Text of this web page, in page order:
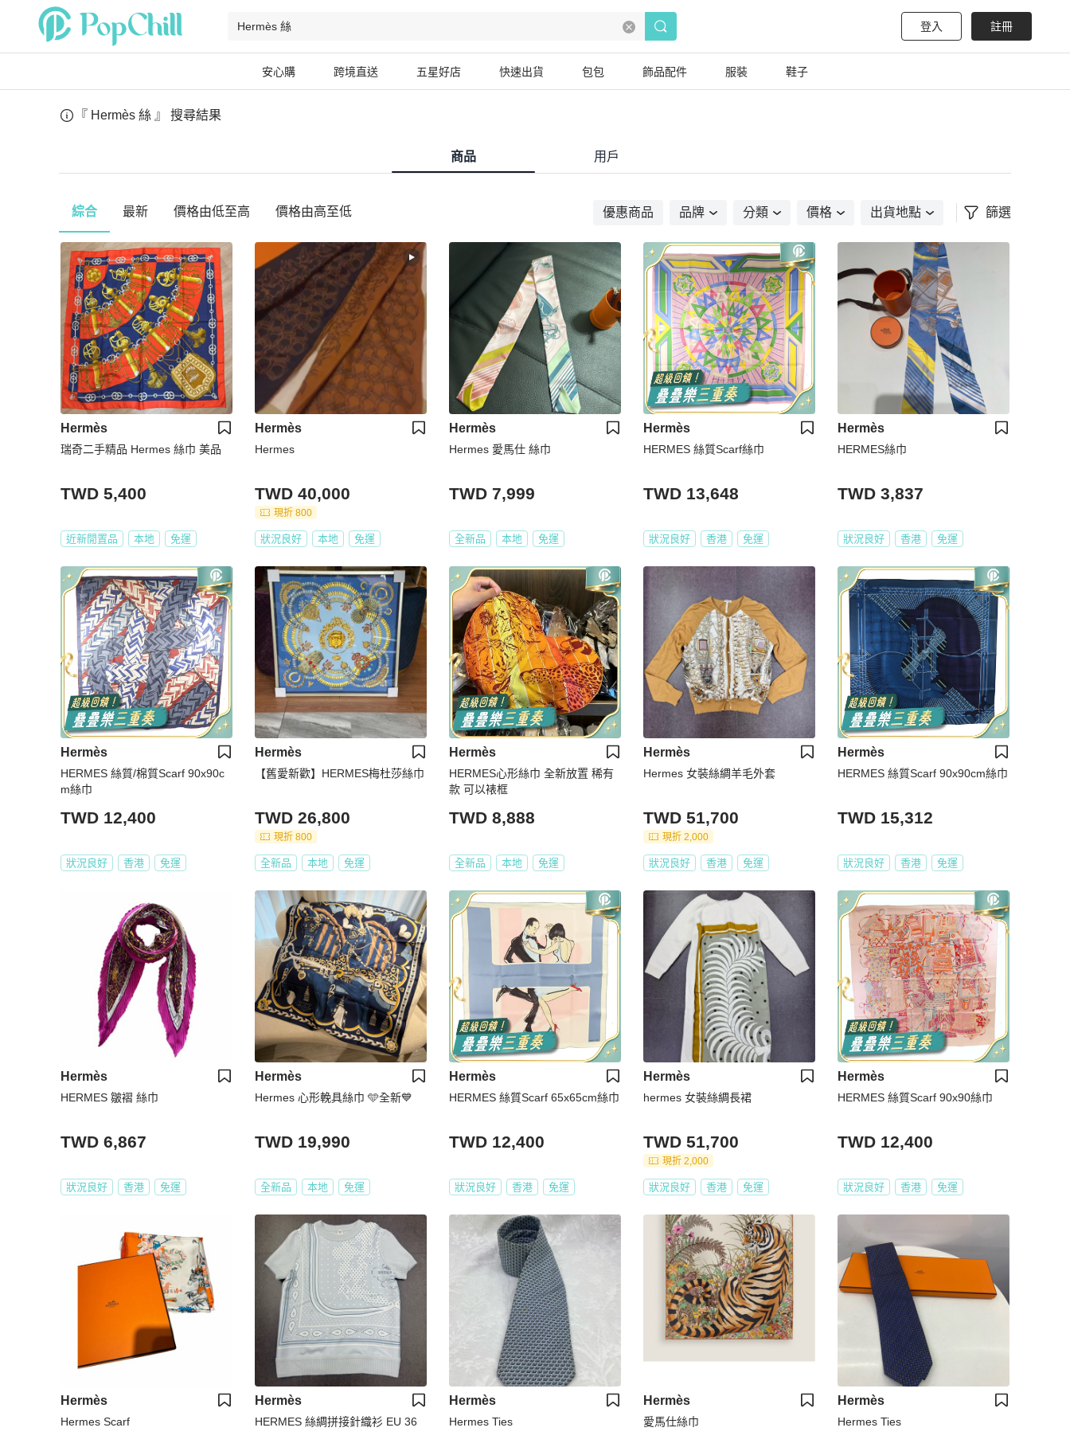
登入 註冊
安心購 跨境直送 五星好店 快速出貨 包包 飾品配件 服裝 鞋子
『 Hermès 絲 』 搜尋結果
商品 用戶
綜合 最新 價格由低至高 價格由高至低 優惠商品 品牌 分類 價格 出貨地點 篩選
Hermès
瑞奇二手精品 Hermes 絲巾 美品
TWD 5,400
近新閒置品 本地 免運
Hermès
Hermes
TWD 40,000
現折 800
狀況良好 本地 免運
Hermès
Hermes 愛馬仕 絲巾
TWD 7,999
全新品 本地 免運
Hermès
HERMES 絲質Scarf絲巾
TWD 13,648
狀況良好 香港 免運
Hermès
HERMES絲巾
TWD 3,837
狀況良好 香港 免運
Hermès
HERMES 絲質/棉質Scarf 90x90c
m絲巾
TWD 12,400
狀況良好 香港 免運
Hermès
【舊愛新歡】HERMES梅杜莎絲巾
TWD 26,800
現折 800
全新品 本地 免運
Hermès
HERMES心形絲巾 全新放置 稀有
款 可以裱框
TWD 8,888
全新品 本地 免運
Hermès
Hermes 女裝絲綢羊毛外套
TWD 51,700
現折 2,000
狀況良好 香港 免運
Hermès
HERMES 絲質Scarf 90x90cm絲巾
TWD 15,312
狀況良好 香港 免運
Hermès
HERMES 皺褶 絲巾
TWD 6,867
狀況良好 香港 免運
Hermès
Hermes 心形輓具絲巾 🩵全新💙
TWD 19,990
全新品 本地 免運
Hermès
HERMES 絲質Scarf 65x65cm絲巾
TWD 12,400
狀況良好 香港 免運
Hermès
hermes 女裝絲綢長裙
TWD 51,700
現折 2,000
狀況良好 香港 免運
Hermès
HERMES 絲質Scarf 90x90絲巾
TWD 12,400
狀況良好 香港 免運
Hermès
Hermes Scarf
Hermès
HERMES 絲綢拼接針織衫 EU 36
Hermès
Hermes Ties
Hermès
愛馬仕絲巾
Hermès
Hermes Ties